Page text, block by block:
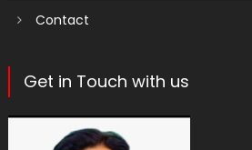
Contact
Get in Touch with us